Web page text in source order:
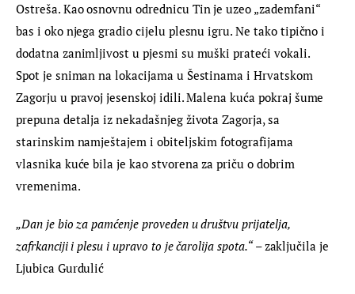
Ostreša. Kao osnovnu odrednicu Tin je uzeo „zademfani“
bas i oko njega gradio cijelu plesnu igru. Ne tako tipično i
dodatna zanimljivost u pjesmi su muški prateći vokali.
Spot je sniman na lokacijama u Šestinama i Hrvatskom
Zagorju u pravoj jesenskoj idili. Malena kuća pokraj šume
prepuna detalja iz nekadašnjeg života Zagorja, sa
starinskim namještajem i obiteljskim fotografijama
vlasnika kuće bila je kao stvorena za priču o dobrim
vremenima.
„Dan je bio za pamćenje proveden u društvu prijatelja,
zafrkanciji i plesu i upravo to je čarolija spota.“ – zaključila je
Ljubica Gurdulić